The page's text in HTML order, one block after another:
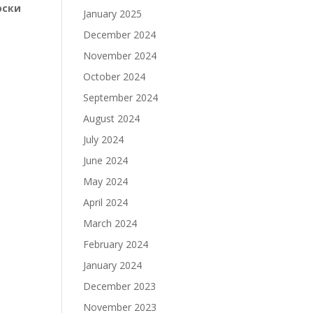
January 2025
December 2024
November 2024
October 2024
September 2024
August 2024
July 2024
June 2024
May 2024
April 2024
March 2024
February 2024
January 2024
December 2023
November 2023